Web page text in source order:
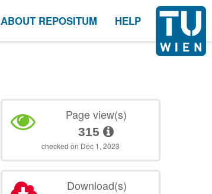
ABOUT REPOSITUM HELP
Page view(s)
315
checked on Dec 1, 2023
Download(s)